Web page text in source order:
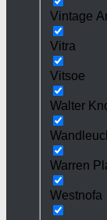
Vintage
Vitra
Vitsoe
Walter
Warren
Westnofa